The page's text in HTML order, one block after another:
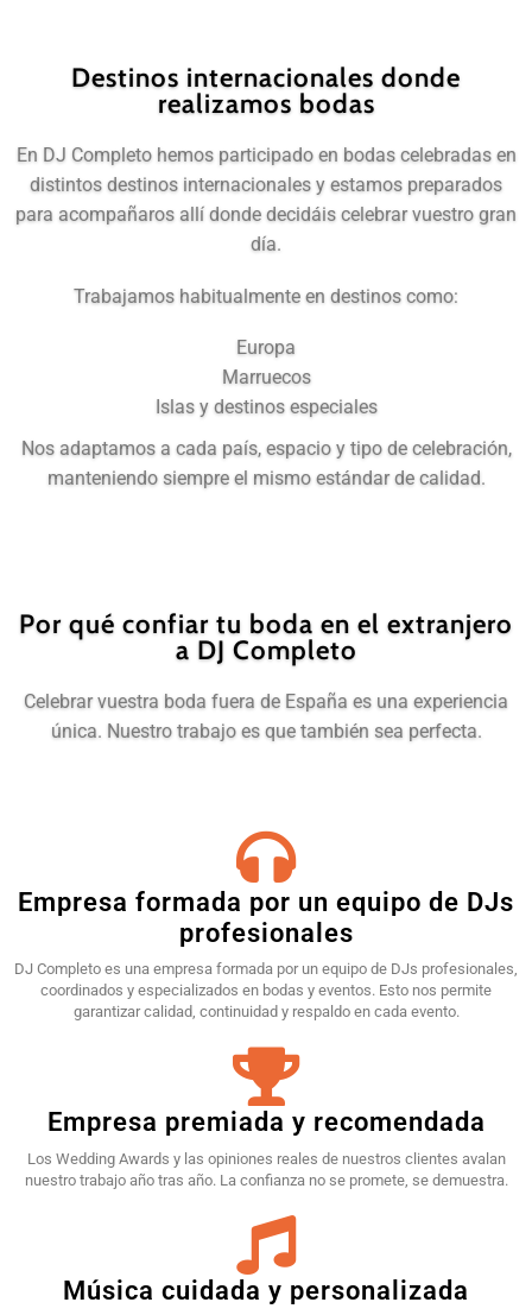
Destinos internacionales donde
realizamos bodas
En DJ Completo hemos participado en bodas celebradas en
distintos destinos internacionales y estamos preparados
para acompañaros allí donde decidáis celebrar vuestro gran
día.
Trabajamos habitualmente en destinos como:
Europa
Marruecos
Islas y destinos especiales
Nos adaptamos a cada país, espacio y tipo de celebración,
manteniendo siempre el mismo estándar de calidad.
Por qué confiar tu boda en el extranjero
a DJ Completo
Celebrar vuestra boda fuera de España es una experiencia
única. Nuestro trabajo es que también sea perfecta.
Empresa formada por un equipo de DJs
profesionales
DJ Completo es una empresa formada por un equipo de DJs profesionales,
coordinados y especializados en bodas y eventos. Esto nos permite
garantizar calidad, continuidad y respaldo en cada evento.
Empresa premiada y recomendada
Los Wedding Awards y las opiniones reales de nuestros clientes avalan
nuestro trabajo año tras año. La confianza no se promete, se demuestra.
Música cuidada y personalizada